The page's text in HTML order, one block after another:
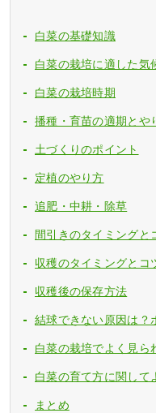
白菜の基礎知識
白菜の栽培に適した気
白菜の栽培時期
播種・育苗の適期とや
土づくりのポイント
定植のやり方
追肥・中耕・除草
間引きのタイミングと
収穫のタイミングとコ
収穫後の保存方法
結球できない原因は？
白菜の栽培でよく見ら
白菜の育て方に関して
まとめ